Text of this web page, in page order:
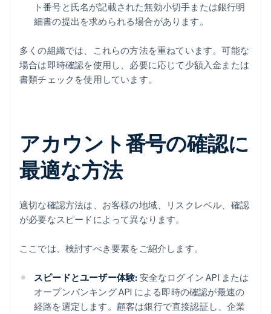
ト番号と氏名が記載された無効小切手または銀行明
細書の提出を求められる場合があります。
多くの組織では、これらの方法を重ねています。可能な
場合は即時確認を使用し、必要に応じて少額入金または
書類チェックを使用しています。
アカウント番号の確認に
最適な方法
適切な確認方法は、お客様の地域、リスクレベル、確認
が必要なスピードによって異なります。
ここでは、検討すべき要素をご紹介します。
スピードとユーザー体験: 安全なログイン API または
オープンバンキング API による即時の確認が最速の
経路を選定します。顧客は銀行で直接認証し、企業